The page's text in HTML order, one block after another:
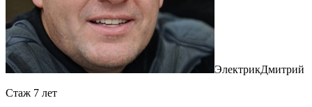
ЭлектрикДмитрий
Cтаж 7 лет